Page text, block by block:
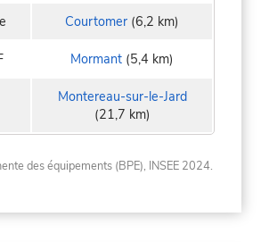
Courtomer (6,2 km)
Mormant (5,4 km)
Montereau-sur-le-Jard
(21,7 km)
des équipements (BPE), INSEE 2024.